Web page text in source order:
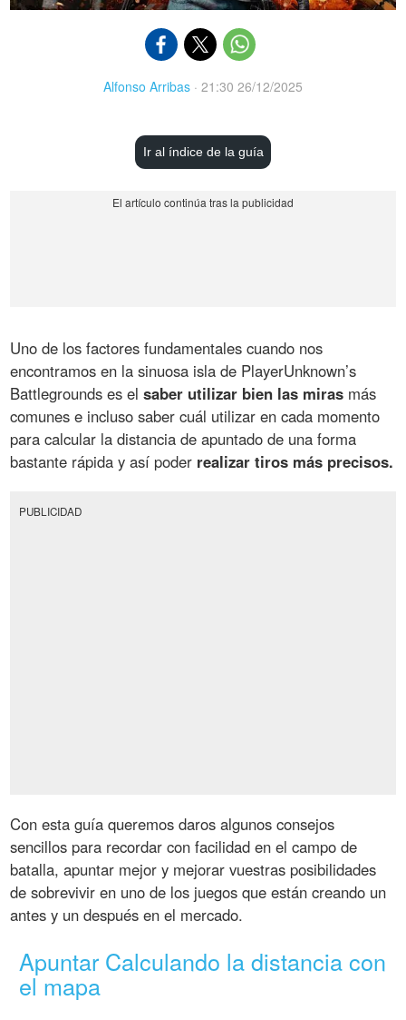
Alfonso Arribas · 21:30 26/12/2025
Ir al índice de la guía
Uno de los factores fundamentales cuando nos
encontramos en la sinuosa isla de PlayerUnknown’s
Battlegrounds es elsaber utilizar bien las miras más
comunes e incluso saber cuál utilizar en cada momento
para calcular la distancia de apuntado de una forma
bastante rápida y así poder realizar tiros más precisos.
PUBLICIDAD
Con esta guía queremos daros algunos consejos
sencillos para recordar con facilidad en el campo de
batalla, apuntar mejor y mejorar vuestras posibilidades
de sobrevivir en uno de los juegos que están creando un
antes y un después en el mercado.
Apuntar Calculando la distancia con
el mapa